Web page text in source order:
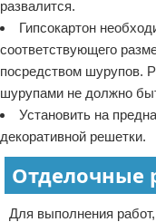
развалится.
Гипсокартон
соответствующего
посредством шурупов.
шурупами не должно
Установить на
декоративной решетки.
Отделочные
Для выполнения